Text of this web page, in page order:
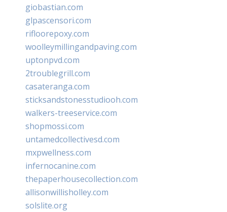
giobastian.com
glpascensori.com
rifloorepoxy.com
woolleymillingandpaving.com
uptonpvd.com
2troublegrill.com
casateranga.com
sticksandstonesstudiooh.com
walkers-treeservice.com
shopmossi.com
untamedcollectivesd.com
mxpwellness.com
infernocanine.com
thepaperhousecollection.com
allisonwillisholley.com
solslite.org